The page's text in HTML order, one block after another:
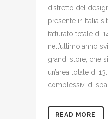
distretto del
presente in Italia
fatturato totale di
nell’ultimo anno
grandi store, che
un’area totale di
complessivi di
READ MORE